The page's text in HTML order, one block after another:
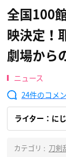
全国100
映決定！
劇場から
ニュース
24
ライター：に
カテゴリ : 刀剣